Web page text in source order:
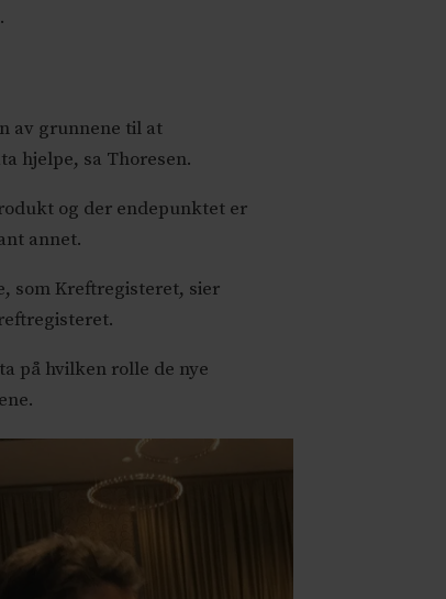
av grunnene til at
hjelpe, sa Thoresen.
og der endepunktet er
annet.
som Kreftregisteret, sier
på hvilken rolle de nye